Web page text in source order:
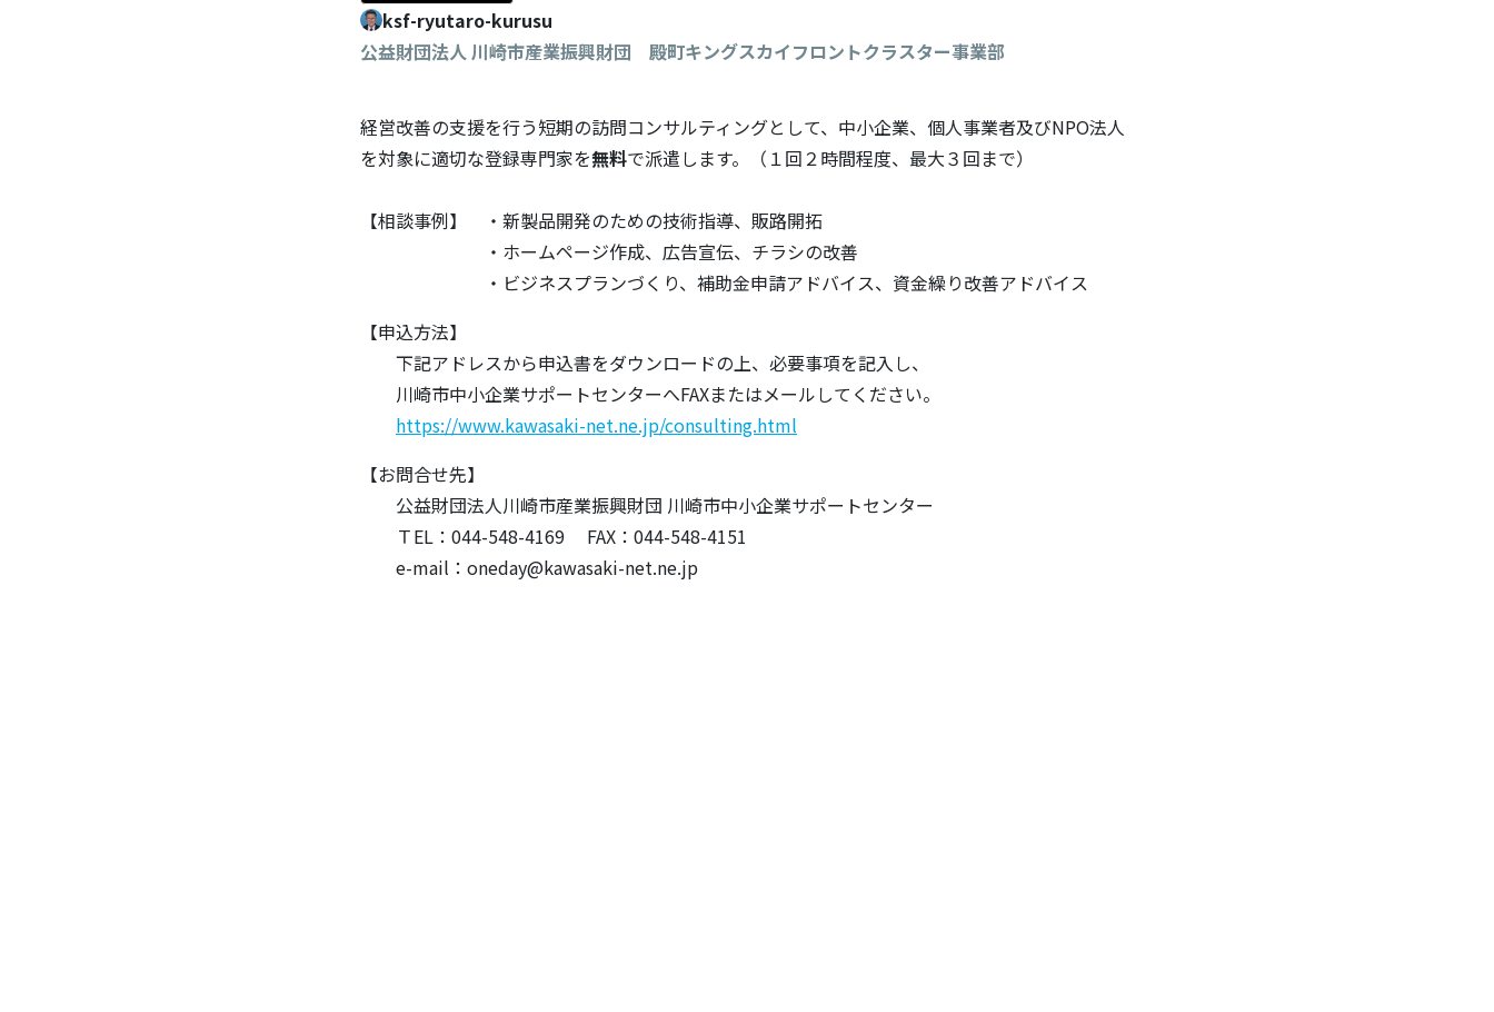
ksf-ryutaro-kurusu
公益財団法人 川崎市産業振興財団 殿町キングスカイフロントクラスター事業部
経営改善の支援を行う短期の訪問コンサルティングとして、中小企業、個人事業者及びNPO法人
を対象に適切な登録専門家を無料で派遣します。（１回２時間程度、最大３回まで）
【相談事例】 ・新製品開発のための技術指導、販路開拓
・ホームページ作成、広告宣伝、チラシの改善
・ビジネスプランづくり、補助金申請アドバイス、資金繰り改善アドバイス
【申込方法】
下記アドレスから申込書をダウンロードの上、必要事項を記入し、
川崎市中小企業サポートセンターへFAXまたはメールしてください。
https://www.kawasaki-net.ne.jp/consulting.html
【お問合せ先】
公益財団法人川崎市産業振興財団 川崎市中小企業サポートセンター
ＴEL：044-548-4169 FAX：044-548-4151
e-mail：oneday@kawasaki-net.ne.jp